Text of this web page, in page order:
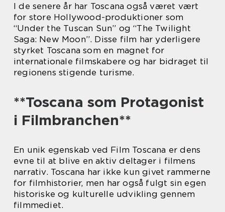
I de senere år har Toscana også været vært
for store Hollywood-produktioner som
“Under the Tuscan Sun” og “The Twilight
Saga: New Moon”. Disse film har yderligere
styrket Toscana som en magnet for
internationale filmskabere og har bidraget til
regionens stigende turisme.
**Toscana som Protagonist
i Filmbranchen**
En unik egenskab ved Film Toscana er dens
evne til at blive en aktiv deltager i filmens
narrativ. Toscana har ikke kun givet rammerne
for filmhistorier, men har også fulgt sin egen
historiske og kulturelle udvikling gennem
filmmediet.